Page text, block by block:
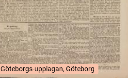
Göteborgs-upplagan, Göteborg